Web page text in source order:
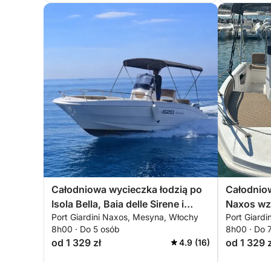
Całodniowa wycieczka łodzią po
Isola Bella, Baia delle Sirene i
Sant'Alessio
Port Giardini Naxos, Mesyna, Włochy
8h00 · Do 5 osób
od 1 329 zł 4.9 (16)
Naxos
Port
8h00 · Do
od 1 329